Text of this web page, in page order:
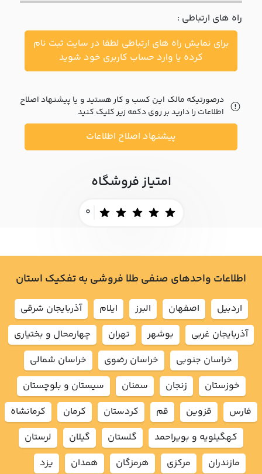
پرسش
متداول
خواست
راه های ارتباطی :
برای نمایش راه های ارتباطی لطفا در سایت ثبت نام
کرده یا وارد حساب کاربری خود شوید
درصورتیکه مالک این کسب و کار هستید و یا پیشنهاد اصلاح
اطلاعات را دارید بر روی دکمه زیر کلیک کنید
پیشنهاد اصلاح اطلاعات
امتیاز فروشگاه
0
اطلاعات واحدهای صنفی طلا فروشی به تفکیک استان
اردبيل اصفهان البرز ايلام
آذربايجان شرقي
آذربايجان غربي
بوشهر تهران
چهارمحال و بختياري
خراسان جنوبي
خراسان رضوي
خراسان شمالي
خوزستان
زنجان سمنان
سيستان و بلوچستان
فارس
قزوين قم كردستان كرمان
كرمانشاه
كهگيلويه و بويراحمد
گلستان گيلان
لرستان
مازندران
مركزي هرمزگان همدان يزد